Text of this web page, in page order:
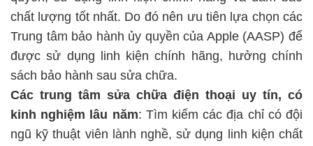
chất lượng tốt nhất. Do đó nên ưu tiên lựa chọn các
Trung tâm bảo hành ủy quyền của Apple (AASP) để
được sử dụng linh kiện chính hãng, hưởng chính
sách bảo hành sau sửa chữa.
Các trung tâm sửa chữa điện thoại uy tín, có
kinh nghiệm lâu năm: Tìm kiếm các địa chỉ có đội
ngũ kỹ thuật viên lành nghề, sử dụng linh kiện chất